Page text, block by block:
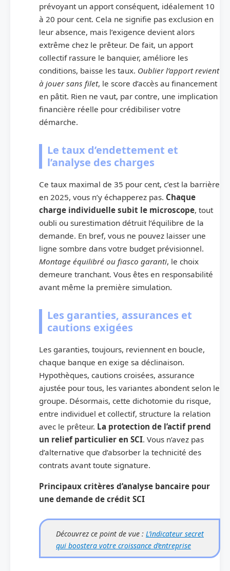
prévoyant un apport conséquent, idéalement 10
à 20 pour cent. Cela ne signifie pas exclusion en
leur absence, mais l’exigence devient alors
extrême chez le prêteur. De fait, un apport
collectif rassure le banquier, améliore les
conditions, baisse les taux. Oublier l’apport revient
à jouer sans filet, le score d’accès au financement
en pâtit. Rien ne vaut, par contre, une implication
financière réelle pour crédibiliser votre
démarche.
Le taux d’endettement et
l’analyse des charges
Ce taux maximal de 35 pour cent, c’est la barrière
en 2025, vous n’y échapperez pas. Chaque
charge individuelle subit le microscope, tout
oubli ou surestimation détruit l’équilibre de la
demande. En bref, vous ne pouvez laisser une
ligne sombre dans votre budget prévisionnel.
Montage équilibré ou fiasco garanti, le choix
demeure tranchant. Vous êtes en responsabilité
avant même la première simulation.
Les garanties, assurances et
cautions exigées
Les garanties, toujours, reviennent en boucle,
chaque banque en exige sa déclinaison.
Hypothèques, cautions croisées, assurance
ajustée pour tous, les variantes abondent selon le
groupe. Désormais, cette dichotomie du risque,
entre individuel et collectif, structure la relation
avec le prêteur. La protection de l’actif prend
un relief particulier en SCI. Vous n’avez pas
d’alternative que d’absorber la technicité des
contrats avant toute signature.
Principaux critères d’analyse bancaire pour
une demande de crédit SCI
Découvrez ce point de vue : L’indicateur secret
qui boostera votre croissance d’entreprise